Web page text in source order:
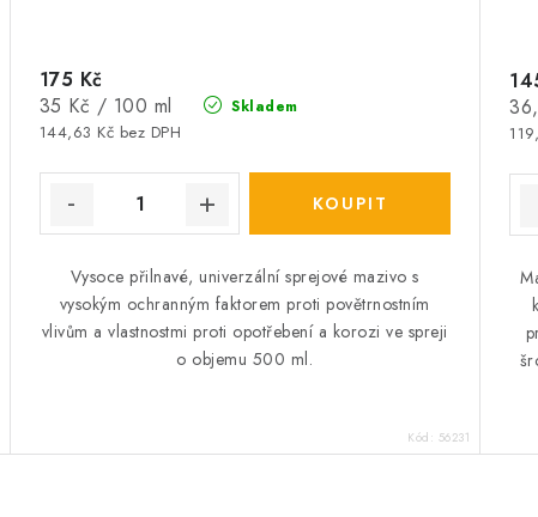
Skladem
144,63 Kč bez DPH
175 Kč
Měrná
cena:
35 Kč / 100 ml
Vysoce přilnavé, univerzální sprejové mazivo s
vysokým ochranným faktorem proti povětrnostním
vlivům a vlastnostmi proti opotřebení a korozi ve spreji
o objemu 500 ml.
Kód: 56231